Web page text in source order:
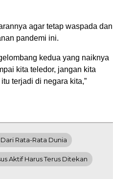
agar tetap waspada dan
pandemi ini.
kedua yang naiknya
kita teledor, jangan kita
terjadi di negara kita,”
Rata-Rata Dunia
Aktif Harus Terus Ditekan